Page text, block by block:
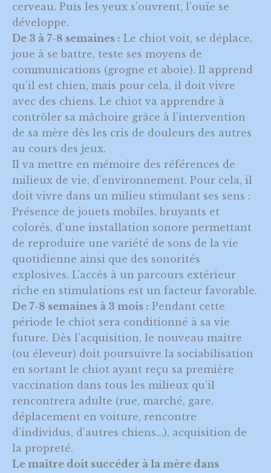
cerveau. Puis les yeux s’ouvrent, l’ouïe se
développe.
De 3 à 7-8 semaines : Le chiot voit, se déplace,
joue à se battre, teste ses moyens de
communications (grogne et aboie). Il apprend
qu’il est chien, mais pour cela, il doit vivre
avec des chiens. Le chiot va apprendre à
contrôler sa mâchoire grâce à l’intervention
de sa mère dès les cris de douleurs des autres
au cours des jeux.
Il va mettre en mémoire des références de
milieux de vie, d’environnement. Pour cela, il
doit vivre dans un milieu stimulant ses sens :
Présence de jouets mobiles, bruyants et
colorés, d’une installation sonore permettant
de reproduire une variété de sons de la vie
quotidienne ainsi que des sonorités
explosives. L’accès à un parcours extérieur
riche en stimulations est un facteur favorable.
De 7-8 semaines à 3 mois : Pendant cette
période le chiot sera conditionné à sa vie
future. Dès l’acquisition, le nouveau maître
(ou éleveur) doit poursuivre la sociabilisation
en sortant le chiot ayant reçu sa première
vaccination dans tous les milieux qu’il
rencontrera adulte (rue, marché, gare,
déplacement en voiture, rencontre
d’individus, d’autres chiens…), acquisition de
la propreté.
Le maître doit succéder à la mère dans